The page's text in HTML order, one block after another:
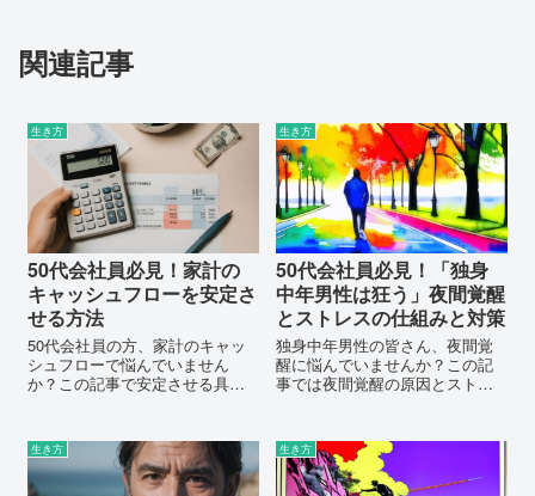
関連記事
生き方
50代会社員必見！家計の
キャッシュフローを安定さ
せる方法
50代会社員の方、家計のキャッ
シュフローで悩んでいません
か？この記事で安定させる具体
す。
生き方
50代会社員必見！「独身
中年男性は狂う」夜間覚醒
とストレスの仕組みと対策
独身中年男性の皆さん、夜間覚
醒に悩んでいませんか？この記
事では夜間覚醒の原因とストレ
対策を提供します。あなたの睡
眠の質を改善し、元気な毎日を
送るための一歩を踏み出しまし
生き方 生き方